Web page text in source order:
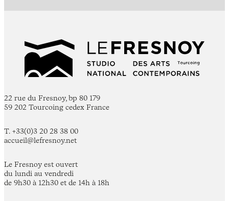
22 rue du Fresnoy, bp 80 179
59 202 Tourcoing cedex France
T. +33(0)3 20 28 38 00
accueil@lefresnoy.net
Le Fresnoy est ouvert
du lundi au vendredi
de 9h30 à 12h30 et de 14h à 18h